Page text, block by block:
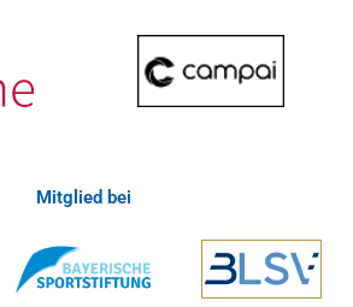
Mitglied bei